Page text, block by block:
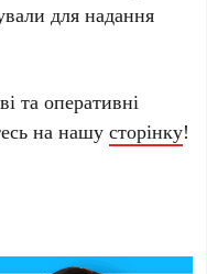
для надання
та оперативні
на нашусторінку!